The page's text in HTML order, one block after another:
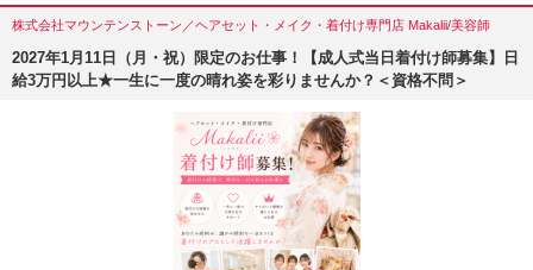
株式会社マウンテンストーン／ヘアセット・メイク・着付け専門店 Makalii/美容師
2027年1月11日（月・祝）限定のお仕事！【成人式当日着付け師募集】日
給3万円以上★一生に一度の晴れ姿を彩りませんか？＜資格不問＞